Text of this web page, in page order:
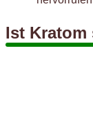
Ist Kratom